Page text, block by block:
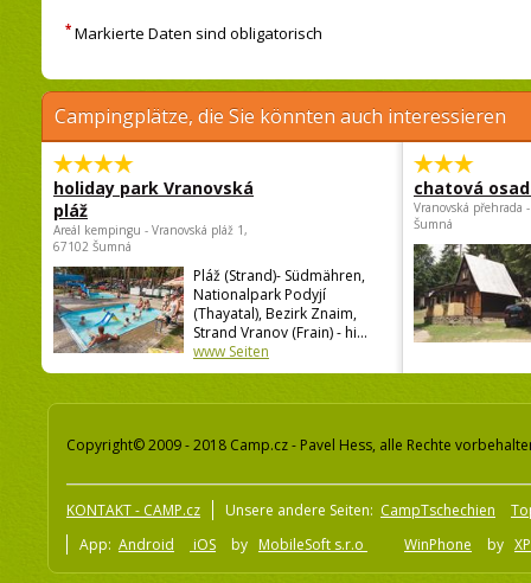
* Markierte Daten sind obligatorisch
Campingplätze, die Sie könnten auch interessieren
holiday park Vranovská
pláž
Areál kempingu - Vranovská pláž 1,
67102 Šumná
Pláž (Strand)- Südmähren,
Nationalpark Podyjí
(Thayatal), Bezirk Znaim,
Strand Vranov (Frain) - hi...
www Seiten
chatová
Vranovská přehrada
Šumná
Copyright© 2009 - 2018 Camp.cz - Pavel Hess, alle Rechte
KONTAKT - CAMP.cz Unsere andere Seiten: CampTschechien
App: Android iOS by MobileSoft s.r.o WinPhone by